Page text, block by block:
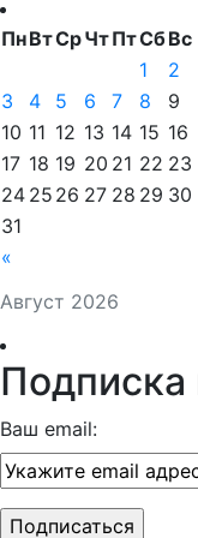
Август 2026
ПнВтСрЧтПтСбВс
«
1
2
3
4 5 6 7 8
9
10 11 12 13 14 15 16
17 18 19 20 21 22 23
24 25 26 27 28 29 30
31
Подписка
Ваш email: